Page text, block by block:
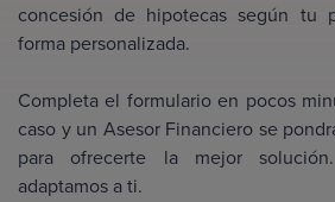
concesión de hipotecas según tu
forma personalizada.
Completa el formulario en pocos
caso y un Asesor Financiero se
para ofrecerte la mejor
adaptamos a ti.